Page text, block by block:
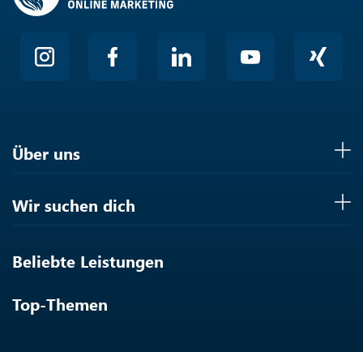
Über uns
Wir suchen dich
Beliebte Leistungen
Top-Themen